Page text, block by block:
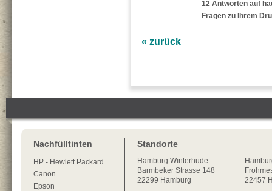
12 Antworten auf
Fragen zu Ihrem
« zurück
Nachfülltinten
HP - Hewlett Packard
Canon
Epson
Standorte
Hamburg Winterhude
Barmbeker Strasse 148
22299 Hamburg
22457